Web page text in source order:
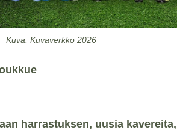
Kuva: Kuvaverkko 2026
harrastuksen, uusia